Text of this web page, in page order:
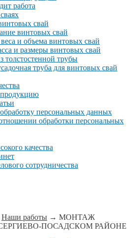
работа
свай
винтовых свай
веса и объема винтовых свай
и размеры винтовых свай
толстостенной трубы
труба для винтовых свай
продукцию
персональных данных
обработки персональных
качества
сотрудничества
Наши работы → МОНТАЖ
ПОСАДСКОМ РАЙОНЕ